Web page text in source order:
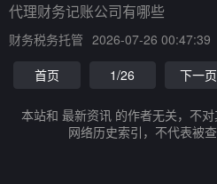
代理财务记账公司有哪些
财务税务托管 2026-07-26 00:47:39
首页
1/26 下一页
本站和 最新资讯 的作者无关，不
网络历史索引，不代表被